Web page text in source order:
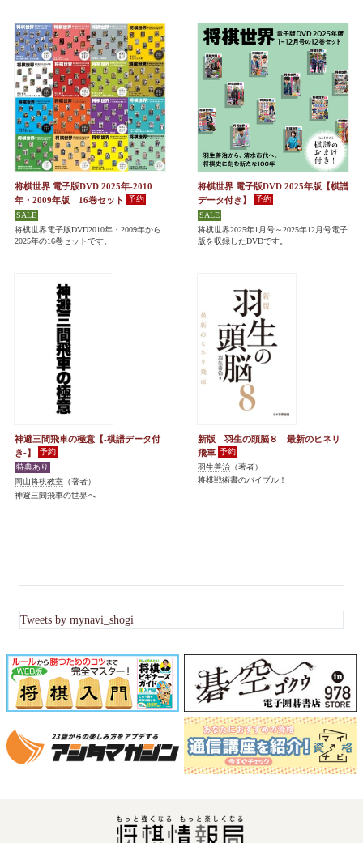
将棋世界 電子版DVD 2025年-2010
年・2009年版 16巻セット
将棋世界電子版DVD2010年・2009年から
2025年の16巻セットです。
将棋世界 電子版DVD 2025年版【棋譜
データ付き】
将棋世界2025年1月号～2025年12月号電子
版を収録したDVDです。
神避三間飛車の極意【-棋譜データ付
き-】
岡山将棋教室 （著者）
神避三間飛車の世界へ
新版 羽生の頭脳８ 最新のヒネリ
飛車
羽生善治 （著者）
将棋戦術書のバイブル！
Tweets by mynavi_shogi